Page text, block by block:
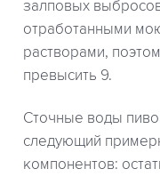
залповых
отработанными
растворами,
превысить 9.
Сточные воды
следующий
компонентов: